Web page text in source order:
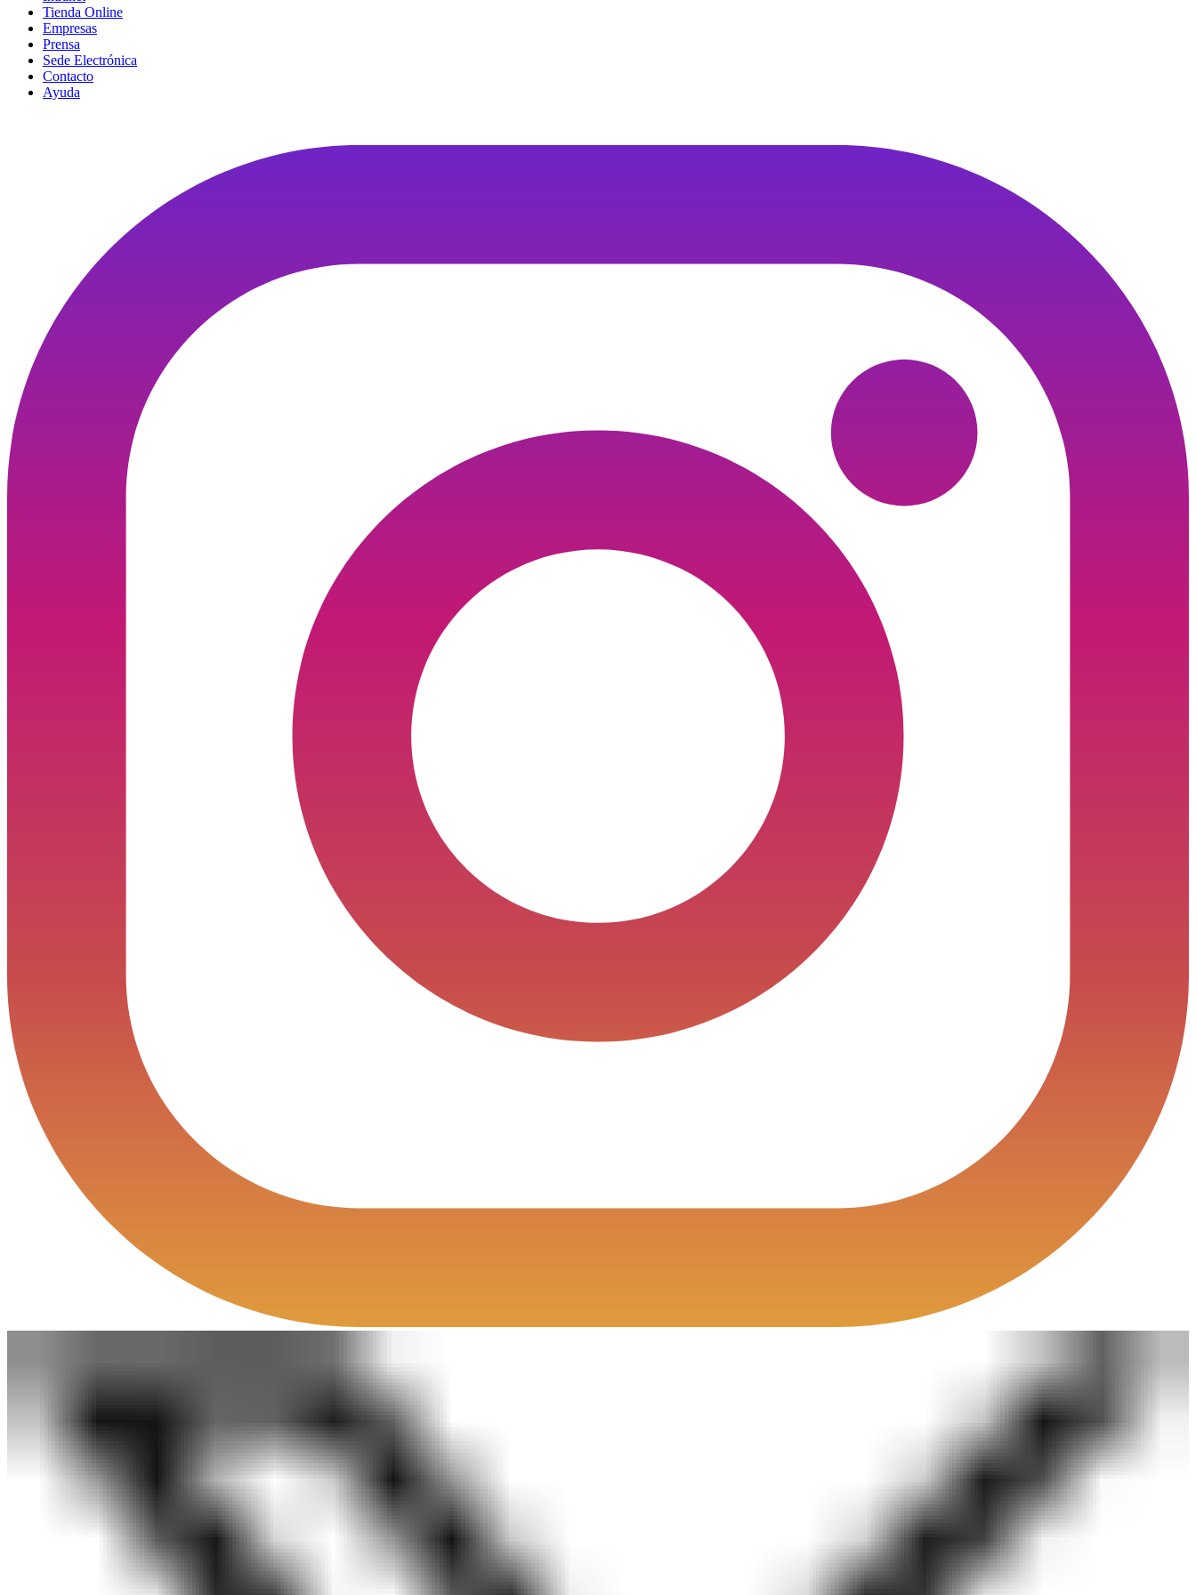
Tienda Online
Empresas
Prensa
Sede Electrónica
Contacto
Ayuda